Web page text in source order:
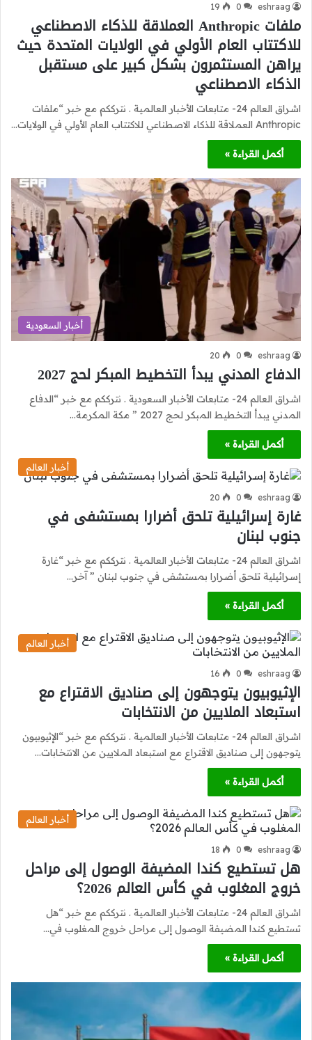
eshraag
0
19
ملفات Anthropic العملاقة للذكاء الاصطناعي
للاكتتاب العام الأولي في الولايات المتحدة حيث
يراهن المستثمرون بشكل كبير على مستقبل
الذكاء الاصطناعي
اشراق العالم 24- متابعات الأخبار العالمية . نترككم مع خبر “ملفات
Anthropic العملاقة للذكاء الاصطناعي للاكتتاب العام الأولي في الولايات…
أكمل القراءة »
أخبار السعودية
eshraag
0
20
الدفاع المدني يبدأ التخطيط المبكر لحج 2027
اشراق العالم 24- متابعات الأخبار السعودية . نترككم مع خبر “الدفاع
المدني يبدأ التخطيط المبكر لحج 2027 ” مكة المكرمة…
أكمل القراءة »
أخبار العالم
eshraag
0
20
غارة إسرائيلية تلحق أضرارا بمستشفى في
جنوب لبنان
اشراق العالم 24- متابعات الأخبار العالمية . نترككم مع خبر “غارة
إسرائيلية تلحق أضرارا بمستشفى في جنوب لبنان ” آخر…
أكمل القراءة »
أخبار العالم
eshraag
0
16
الإثيوبيون يتوجهون إلى صناديق الاقتراع مع
استبعاد الملايين من الانتخابات
اشراق العالم 24- متابعات الأخبار العالمية . نترككم مع خبر “الإثيوبيون
يتوجهون إلى صناديق الاقتراع مع استبعاد الملايين من الانتخابات…
أكمل القراءة »
أخبار العالم
eshraag
0
18
هل تستطيع كندا المضيفة الوصول إلى مراحل
خروج المغلوب في كأس العالم 2026؟
اشراق العالم 24- متابعات الأخبار العالمية . نترككم مع خبر “هل
تستطيع كندا المضيفة الوصول إلى مراحل خروج المغلوب في…
أكمل القراءة »